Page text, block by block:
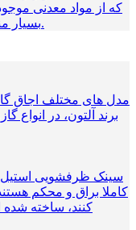
که از مواد معدنی
بسیار مناسب کابینت آشپزخانه هستند.
مدل های مختلف اجاق
برند آلتون، در انواع
سینک ظرفشویی
کاملا براق و محکم
کنند، ساخته شده